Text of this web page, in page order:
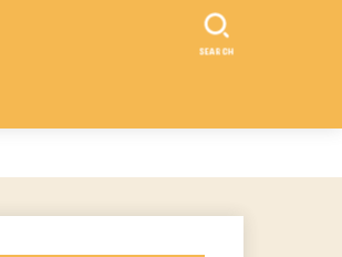
SEARCH